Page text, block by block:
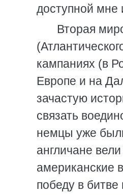
доступной
Вторая
кампаниях (в
Европе и на
зачастую
связать
немцы уже
англичане
американские
победу в